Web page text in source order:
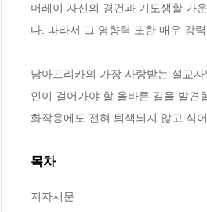
머레이 자신의 경건과 기도생활 가
다. 따라서 그 영향력 또한 매우 강
남아프리카의 가장 사랑받는 설교
인이 걸어가야 할 올바른 길을 발견
화작용에도 전혀 퇴색되지 않고 식
목차
저자서문